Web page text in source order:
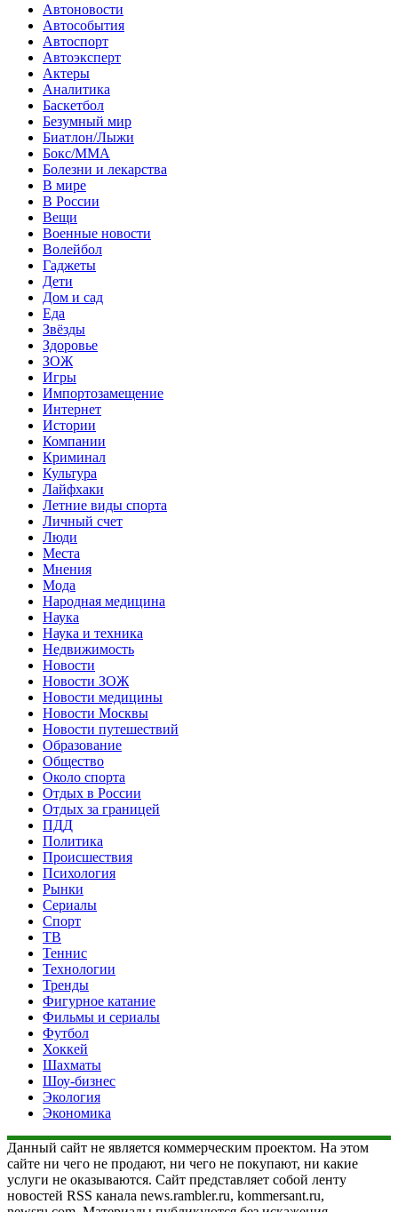
Автоновости
Автособытия
Автоспорт
Автоэксперт
Актеры
Аналитика
Баскетбол
Безумный мир
Биатлон/Лыжи
Бокс/MMA
Болезни и лекарства
В мире
В России
Вещи
Военные новости
Волейбол
Гаджеты
Дети
Дом и сад
Еда
Звёзды
Здоровье
ЗОЖ
Игры
Импортозамещение
Интернет
Истории
Компании
Криминал
Культура
Лайфхаки
Летние виды спорта
Личный счет
Люди
Места
Мнения
Мода
Народная медицина
Наука
Наука и техника
Недвижимость
Новости
Новости ЗОЖ
Новости медицины
Новости Москвы
Новости путешествий
Образование
Общество
Около спорта
Отдых в России
Отдых за границей
ПДД
Политика
Происшествия
Психология
Рынки
Сериалы
Спорт
ТВ
Теннис
Технологии
Тренды
Фигурное катание
Фильмы и сериалы
Футбол
Хоккей
Шахматы
Шоу-бизнес
Экология
Экономика
Данный сайт не является коммерческим проектом. На этом
сайте ни чего не продают, ни чего не покупают, ни какие
услуги не оказываются. Сайт представляет собой ленту
новостей RSS канала news.rambler.ru, kommersant.ru,